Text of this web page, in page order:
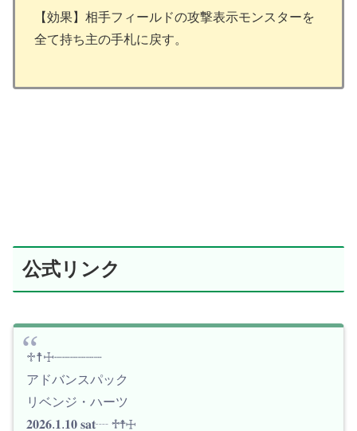
【効果】相手フィールドの攻撃表示モンスターを
全て持ち主の手札に戻す。
公式リンク
♱☨☩┈┈┈┈┈┈
アドバンスパック
リベンジ・ハーツ
𝟐𝟎𝟐𝟔.𝟏.𝟏𝟎 𝐬𝐚𝐭┈ ♱☨☩